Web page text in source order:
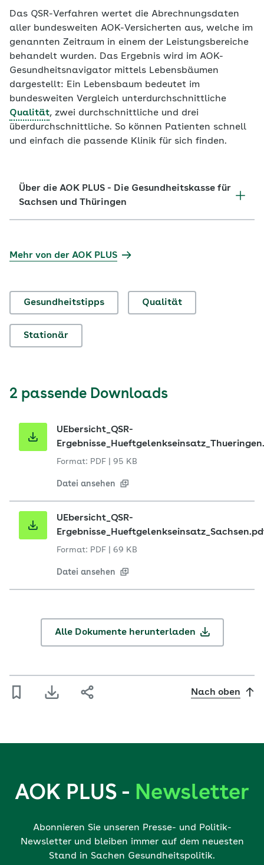
Das QSR-Verfahren wertet die Abrechnungsdaten
aller bundesweiten AOK-Versicherten aus, welche im
genannten Zeitraum in einem der Leistungsbereiche
behandelt wurden. Das Ergebnis wird im AOK-
Gesundheitsnavigator mittels Lebensbäumen
dargestellt: Ein Lebensbaum bedeutet im
bundesweiten Vergleich unterdurchschnittliche
Qualität, zwei durchschnittliche und drei
überdurchschnittliche. So können Patienten schnell
und einfach die passende Klinik für sich finden.
Über die AOK PLUS - Die Gesundheitskasse für
Sachsen und Thüringen
Mehr von der AOK PLUS
Gesundheitstipps Qualität
Stationär
2 passende Downloads
UEbersicht_QSR-
Format: PDF 95 KB
Datei ansehen
UEbersicht_QSR-
Format: PDF 69 KB
Datei ansehen
Alle Dokumente herunterladen
Nach oben
AOK PLUS - Newsletter
Abonnieren Sie unseren Presse- und Politik-
Newsletter und bleiben immer auf dem neuesten
Stand in Sachen Gesundheitspolitik.